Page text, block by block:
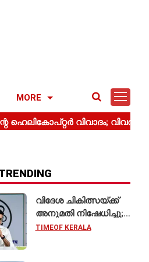
MORE
വിദേശ ചികിത്സയ്ക്ക്
അനുമതി നിഷേധിച്ചു;
സുപ്രീം കോടതിയെ
TIMEOF KERALA